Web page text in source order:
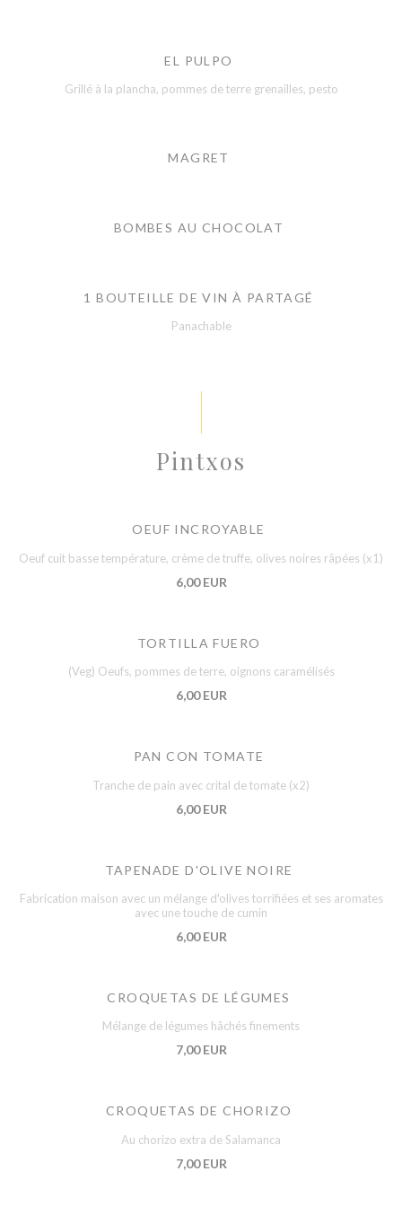
EL PULPO
Grillé à la plancha, pommes de terre grenailles, pesto
MAGRET
BOMBES AU CHOCOLAT
1 BOUTEILLE DE VIN À PARTAGÉ
Panachable
Pintxos
OEUF INCROYABLE
Oeuf cuit basse température, crème de truffe, olives noires râpées (x1)
6,00 EUR
TORTILLA FUERO
(Veg) Oeufs, pommes de terre, oignons caramélisés
6,00 EUR
PAN CON TOMATE
Tranche de pain avec crital de tomate (x2)
6,00 EUR
TAPENADE D'OLIVE NOIRE
Fabrication maison avec un mélange d'olives torrifiées et ses aromates
avec une touche de cumin
6,00 EUR
CROQUETAS DE LÉGUMES
Mélange de légumes hâchés finements
7,00 EUR
CROQUETAS DE CHORIZO
Au chorizo extra de Salamanca
7,00 EUR